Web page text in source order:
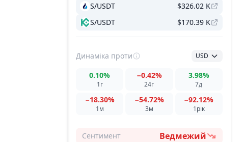
S/USDT
$326.02 K
S/USDT
$170.39 K
Динаміка проти USD
1г
0.10%
24г
−0.42%
7д
3.98%
1м
−18.30%
3м
−54.72%
1рік
−92.12%
Сентимент Ведмежий